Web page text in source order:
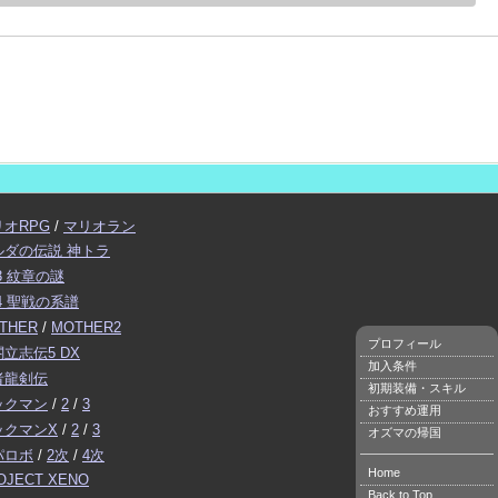
オRPG / マリオラン
ダの伝説 神トラ
紋章の謎
聖戦の系譜
/ MOTHER2
立志伝5 DX
龍剣伝
クマン / 2 / 3
クマンX / 2 / 3
ロボ / 2次 / 4次
XENO
プロフィール
加入条件
初期装備・スキル
おすすめ運用
オズマの帰国
Home
Back to Top